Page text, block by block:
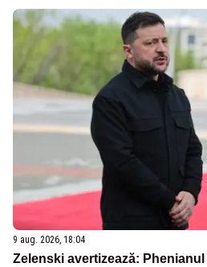
9 aug. 2026, 18:04
Zelenski avertizează: